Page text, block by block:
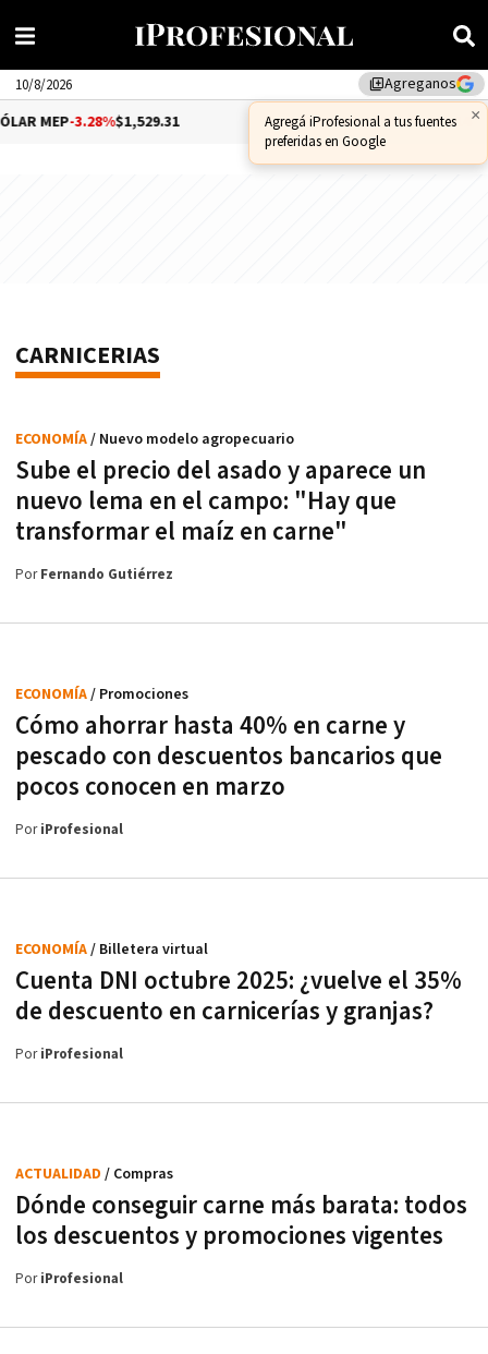
library_addAgreganos
×
Agregá iProfesional a tus fuentes
preferidas en Google
10/8/2026
MEP-3.28%$1,529.31 DÓLAR CCL-1.25% $1,556.14
CARNICERIAS
Sube el precio del asado y aparece un
nuevo lema en el campo: "Hay que
transformar el maíz en carne"
ECONOMÍA/ Nuevo modelo agropecuario
PorFernando Gutiérrez
Cómo ahorrar hasta 40% en carne y
pescado con descuentos bancarios que
pocos conocen en marzo
ECONOMÍA/ Promociones
PoriProfesional
Cuenta DNI octubre 2025: ¿vuelve el 35%
de descuento en carnicerías y granjas?
ECONOMÍA/ Billetera virtual
PoriProfesional
Dónde conseguir carne más barata: todos
los descuentos y promociones vigentes
ACTUALIDAD / Compras
PoriProfesional